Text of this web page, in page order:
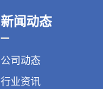
新闻动态
公司动态
行业资讯